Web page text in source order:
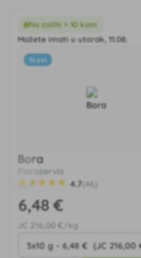
Na zalihi > 10 kom
Možete imati u utorak, 11.08.
Novi
Bora
Floraservis
4.7 (46)
6,48 €
216 ,00 €/kg